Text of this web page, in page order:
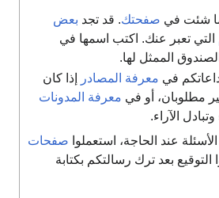
فيصفحتك. قد تجدبعض
تعبر عنك. اكتب اسمها في
الممثل لها.
فيمعرفة المصادرإذا كان
أو فيمعرفة المدونات
الآراء.
عند الحاجة، استعملواصفحات
بعد ترك رسالتكم بكتابة